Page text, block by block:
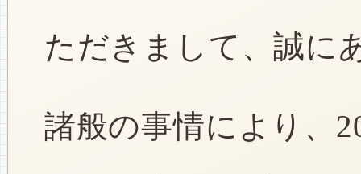
ただきまして、誠に
諸般の事情により、